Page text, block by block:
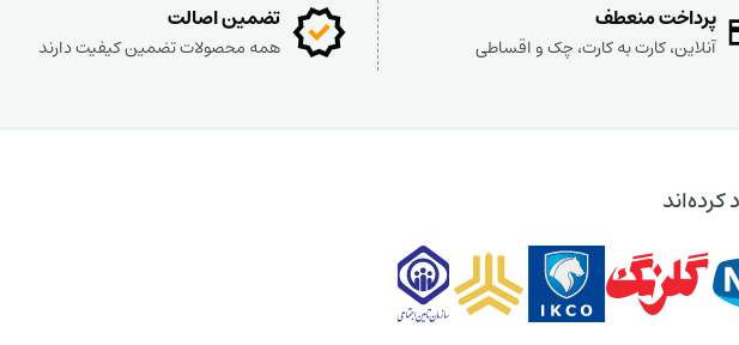
پرداخت منعطف
آنلاین، کارت به کارت، چک و اقساطی
تضمین اصالت
همه محصولات تضمین کیفیت دارند
کرده‌اند